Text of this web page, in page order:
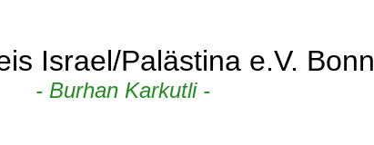
Israel/Palästina e.V. Bonn
- Burhan Karkutli -